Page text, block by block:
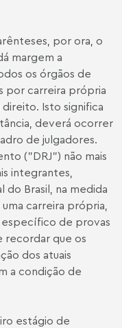
por ora, o
margem a
os órgãos de
por carreira própria
Isto significa
deverá ocorrer
de julgadores.
("DRJ") não mais
integrantes,
do Brasil, na medida
carreira própria,
de provas
recordar que os
dos atuais
a condição de
estágio de